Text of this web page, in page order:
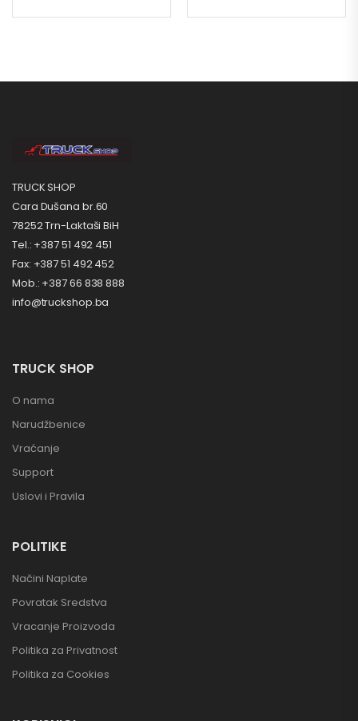
TRUCK SHOP
Cara Dušana br.60
78252 Trn-Laktaši BiH
Tel.: +387 51 492 451
Fax: +387 51 492 452
Mob.: +387 66 838 888
info@truckshop.ba
TRUCK SHOP
O nama
Narudžbenice
Vraćanje
Support
Uslovi i Pravila
POLITIKE
Načini Naplate
Povratak Sredstva
Vracanje Proizvoda
Politika za Privatnost
Politika za Cookies